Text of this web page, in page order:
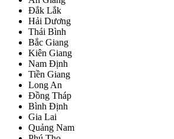
Đắk Lắk
Hải Dương
Thái Bình
Bắc Giang
Kiên Giang
Nam Định
Tiền Giang
Long An
Đồng Tháp
Bình Định
Gia Lai
Quảng Nam